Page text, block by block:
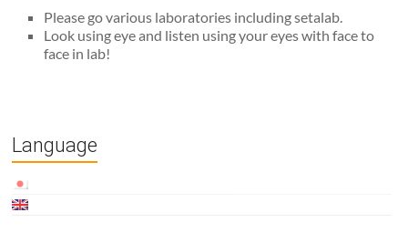
Please go various laboratories including setalab.
Look using eye and listen using your eyes with face to
face in lab!
Language